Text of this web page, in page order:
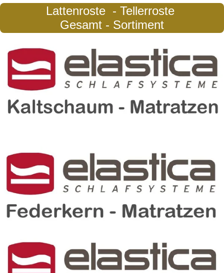
Lattenroste - Tellerroste
Gesamt - Sortiment